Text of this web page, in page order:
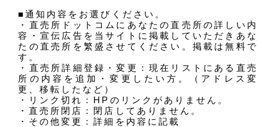
■通知内容をお選びください。
・直売所ドットコムにあなたの直売所の詳しい内
容・宣伝広告を当サイトに掲載していただきあな
たの直売所を繁盛させてください。掲載は無料で
す。
・直売所詳細登録・変更：現在リストにある直売
所の内容を追加・変更したい方。（アドレス変
更、移転したなど）
・リンク切れ：HPのリンクがありません。
・直売所閉店：閉店してありません。
・その他変更：詳細を内容に記載